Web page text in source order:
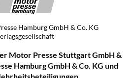
Hamburg GmbH & Co. KG
Motor Presse Stuttgart GmbH &
Hamburg GmbH & Co. KG und